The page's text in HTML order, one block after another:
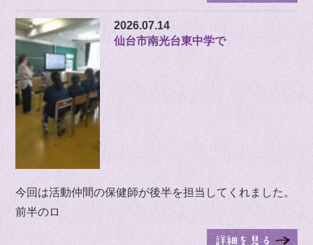
2026.07.14
仙台市南光台東中学で
今回は活動仲間の保健師が後半を担当してくれました。
前半のロ